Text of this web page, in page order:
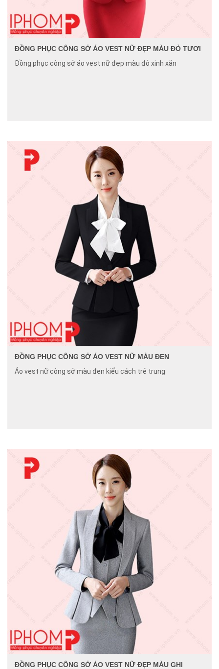
ĐỒNG PHỤC CÔNG SỞ ÁO VEST NỮ ĐẸP MÀU ĐỎ TƯƠI
Đồng phục công sở áo vest nữ đẹp màu đỏ xinh xắn
ĐỒNG PHỤC CÔNG SỞ ÁO VEST NỮ MÀU ĐEN
Áo vest nữ công sở màu đen kiểu cách trẻ trung
ĐỒNG PHỤC CÔNG SỞ ÁO VEST NỮ ĐẸP MÀU GHI